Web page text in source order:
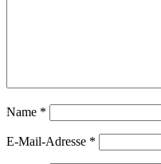
Name *
E-Mail-Adresse *